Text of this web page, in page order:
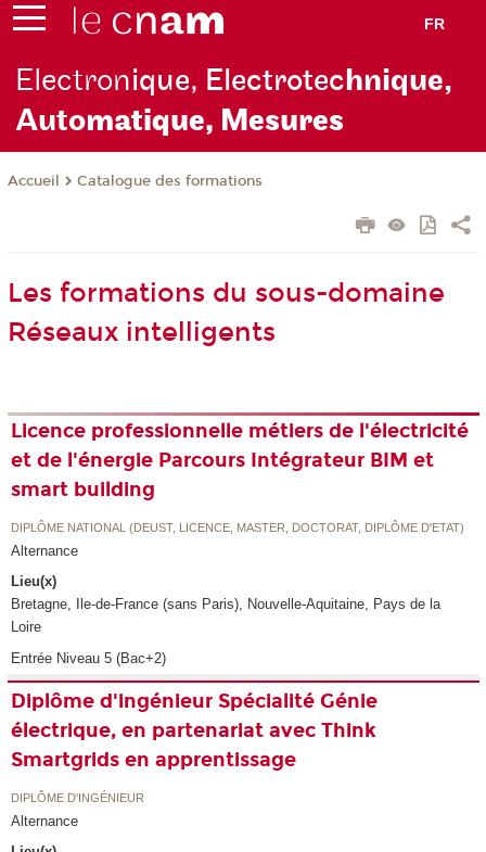
FR
Electronique, Electrotechnique,
Automatique, Mesures
Accueil Catalogue des formations
Les formations du sous-domaine
Réseaux intelligents
Licence professionnelle métiers de l'électricité
et de l'énergie Parcours Intégrateur BIM et
smart building
DIPLÔME NATIONAL (DEUST, LICENCE, MASTER, DOCTORAT, DIPLÔME D'ETAT)
Alternance
Lieu(x)
Bretagne, Ile-de-France (sans Paris), Nouvelle-Aquitaine, Pays de la
Loire
Entrée Niveau 5 (Bac+2)
Diplôme d'ingénieur Spécialité Génie
électrique, en partenariat avec Think
Smartgrids en apprentissage
DIPLÔME D'INGÉNIEUR
Alternance